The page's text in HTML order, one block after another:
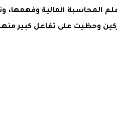
المحاسبة المالية وفهمها،
وحظيت على تفاعل كبير